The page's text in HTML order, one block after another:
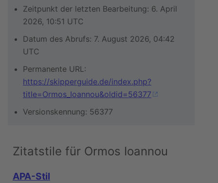
Zeitpunkt der letzten Bearbeitung: 6. April
2026, 10:51 UTC
Datum des Abrufs: 7. August 2026, 04:42
UTC
Permanente URL:
https://skipperguide.de/index.php?
title=Ormos_Ioannou&oldid=56377
Versionskennung: 56377
Zitatstile für Ormos Ioannou
APA-Stil